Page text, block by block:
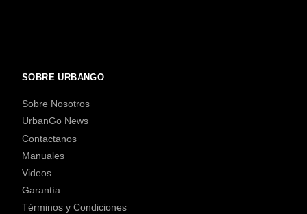
SOBRE URBANGO
Sobre Nosotros
UrbanGo News
Contactanos
Manuales
Videos
Garantía
Términos y Condiciones